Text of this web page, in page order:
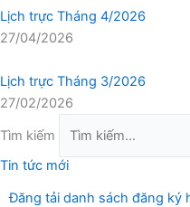
Lịch trực Tháng 4/2026
27/04/2026
Lịch trực Tháng 3/2026
27/02/2026
Tìm kiếm
Tin tức mới
Đăng tải danh sách đăng ký